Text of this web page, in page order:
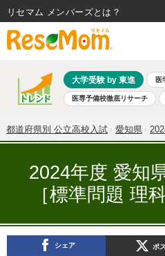
大学受験 by 東進 医
医専予備校徹底リサーチ
共通テスト 夏休み 8月開催学校説
自由研究教材（小学生向け） 自由研究
ランキング
都道府県別 公立高校入試 愛知県
2024年度 愛知
［標準問題 理
シェア ポ
リセマム メンバーズ